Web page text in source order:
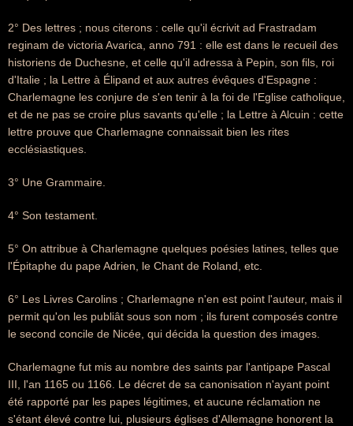
2° Des lettres ; nous citerons : celle qu'il écrivit ad Frastradam
reginam de victoria Avarica, anno 791 : elle est dans le recueil des
historiens de Duchesne, et celle qu'il adressa à Pepin, son fils, roi
d'Italie ; la Lettre à Élipand et aux autres évêques d'Espagne :
Charlemagne les conjure de s'en tenir à la foi de l'Eglise catholique,
et de ne pas se croire plus savants qu'elle ; la Lettre à Alcuin : cette
lettre prouve que Charlemagne connaissait bien les rites
ecclésiastiques.
3° Une Grammaire.
4° Son testament.
5° On attribue à Charlemagne quelques poésies latines, telles que
l'Épitaphe du pape Adrien, le Chant de Roland, etc.
6° Les Livres Carolins ; Charlemagne n'en est point l'auteur, mais il
permit qu'on les publiât sous son nom ; ils furent composés contre
le second concile de Nicée, qui décida la question des images.
Charlemagne fut mis au nombre des saints par l'antipape Pascal
III, l'an 1165 ou 1166. Le décret de sa canonisation n'ayant point
été rapporté par les papes légitimes, et aucune réclamation ne
s'étant élevé contre lui, plusieurs églises d'Allemagne honorent la